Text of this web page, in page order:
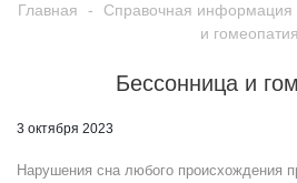
Главная - Справочная информация
и гомеопатия
Бессонница и
3 октября 2023
Нарушения сна любого происхождения